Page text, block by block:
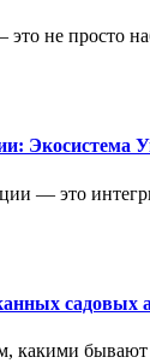
не просто
— это
садовых
какими